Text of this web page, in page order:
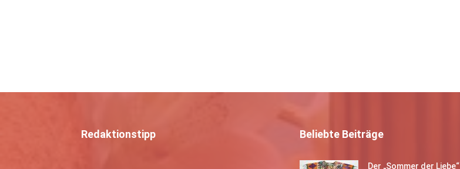
Redaktionstipp Beliebte Beiträge
Der „Sommer der Liebe“